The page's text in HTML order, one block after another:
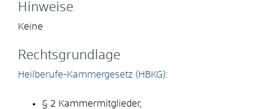
Hinweise
Keine
Rechtsgrundlage
Heilberufe-Kammergesetz (HBKG):
§ 2 Kammermitglieder,